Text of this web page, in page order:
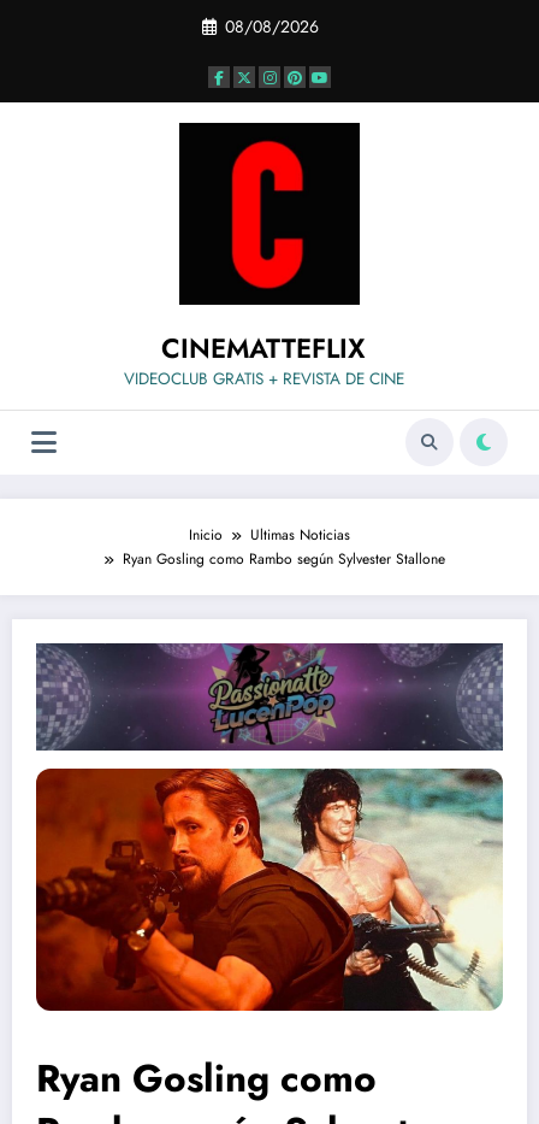
08/08/2026
CINEMATTEFLIX
VIDEOCLUB GRATIS + REVISTA DE CINE
Inicio
Ultimas Noticias
Ryan Gosling como Rambo según Sylvester Stallone
Ryan Gosling como